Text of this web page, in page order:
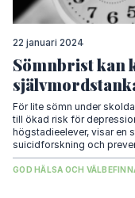
22 januari 2024
Sömnbrist kan
För lite sömn under
till ökad risk för
högstadieelever, visar en
suicidforskning och
GOD HÄLSA OCH